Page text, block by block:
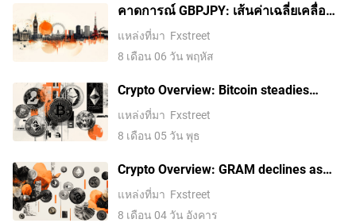
คาดการณ์ GBPJPY: เส้นค่าเฉลี่ยเคลื่อนที่
200 วันยังรับราคาไว้ได้ แต่ยังมีโอกาสลด
แหล่งที่มา Fxstreet
8 เดือน 06 วัน พฤหัส
Crypto Overview: Bitcoin steadies
above $64,000 – PUMP, ZEC sustain
gains
แหล่งที่มา Fxstreet
8 เดือน 05 วัน พุธ
Crypto Overview: GRAM declines as
iOS removes Telegram, SOL rises on
new catalysts
แหล่งที่มา Fxstreet
8 เดือน 04 วัน อังคาร